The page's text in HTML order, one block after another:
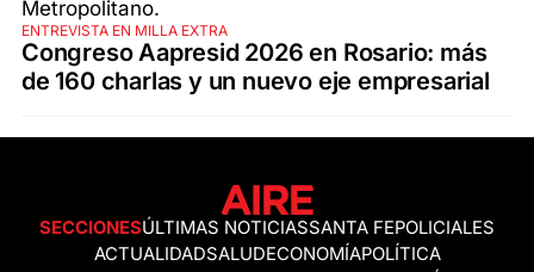
ENTREVISTA EN MILLA EXTRA
Congreso Aapresid 2026 en Rosario: más
de 160 charlas y un nuevo eje empresarial
SECCIONESÚLTIMAS NOTICIASSANTA FEPOLICIALES
ACTUALIDADSALUDECONOMÍAPOLÍTICA